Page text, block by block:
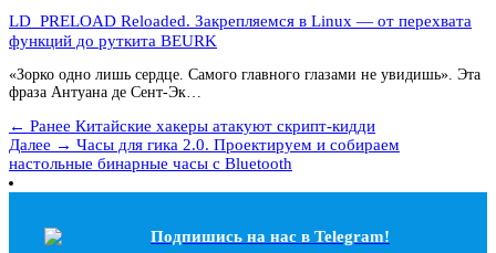
LD_PRELOAD Reloaded. Закрепляемся в Linux — от перехвата
функций до руткита BEURK
«Зорко одно лишь сердце. Самого главного глазами не увидишь». Эта
фраза Антуана де Сент-Эк…
← Ранее Китайские хакеры атакуют скрипт-кидди
Далее → Часы для гика 2.0. Проектируем и собираем
настольные бинарные часы с Bluetooth
Подпишись на наc в Telegram!